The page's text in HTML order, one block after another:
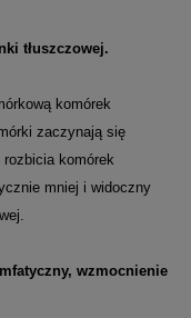
tłuszczowej.
komórek
zaczynają się
komórek
mniej i widoczny
wzmocnienie